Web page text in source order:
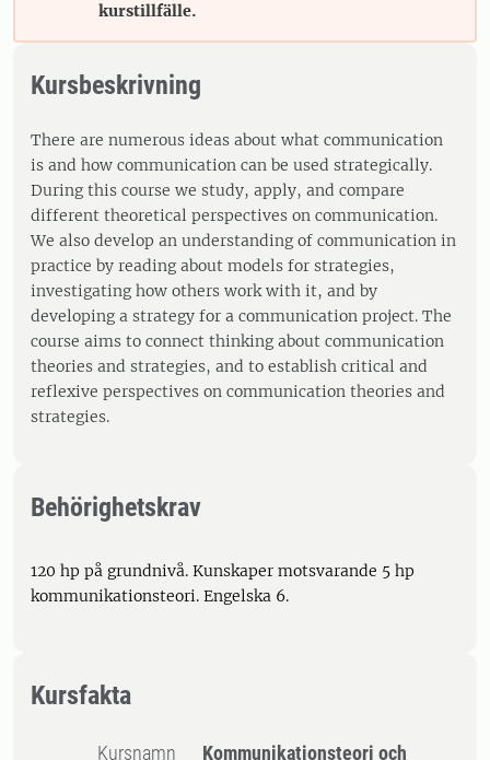
kurstillfälle.
Kursbeskrivning
There are numerous ideas about what communication
is and how communication can be used strategically.
During this course we study, apply, and compare
different theoretical perspectives on communication.
We also develop an understanding of communication in
practice by reading about models for strategies,
investigating how others work with it, and by
developing a strategy for a communication project. The
course aims to connect thinking about communication
theories and strategies, and to establish critical and
reflexive perspectives on communication theories and
strategies.
Behörighetskrav
120 hp på grundnivå. Kunskaper motsvarande 5 hp
kommunikationsteori. Engelska 6.
Kursfakta
Kursnamn
Kommunikationsteori och